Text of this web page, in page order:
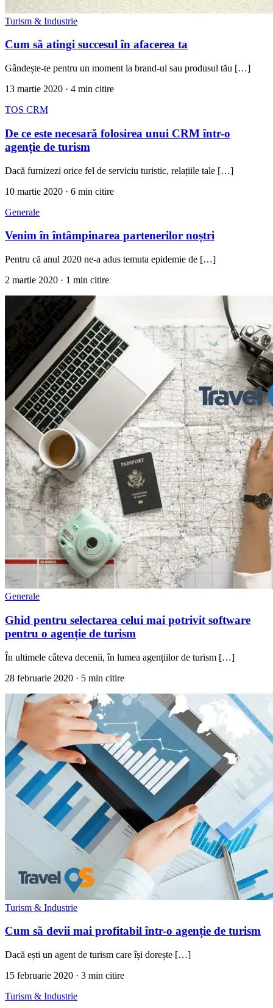
Turism & Industrie
Cum să atingi succesul în afacerea ta
Gândește-te pentru un moment la brand-ul sau produsul tău […]
13 martie 2020 · 4 min citire
TOS CRM
De ce este necesară folosirea unui CRM într-o
agenție de turism
Dacă furnizezi orice fel de serviciu turistic, relațiile tale […]
10 martie 2020 · 6 min citire
Generale
Venim în întâmpinarea partenerilor noștri
Pentru că anul 2020 ne-a adus temuta epidemie de […]
2 martie 2020 · 1 min citire
Generale
Ghid pentru selectarea celui mai potrivit software
pentru o agenție de turism
În ultimele câteva decenii, în lumea agențiilor de turism […]
28 februarie 2020 · 5 min citire
Turism & Industrie
Cum să devii mai profitabil într-o agenție de turism
Dacă ești un agent de turism care își dorește […]
15 februarie 2020 · 3 min citire
Turism & Industrie